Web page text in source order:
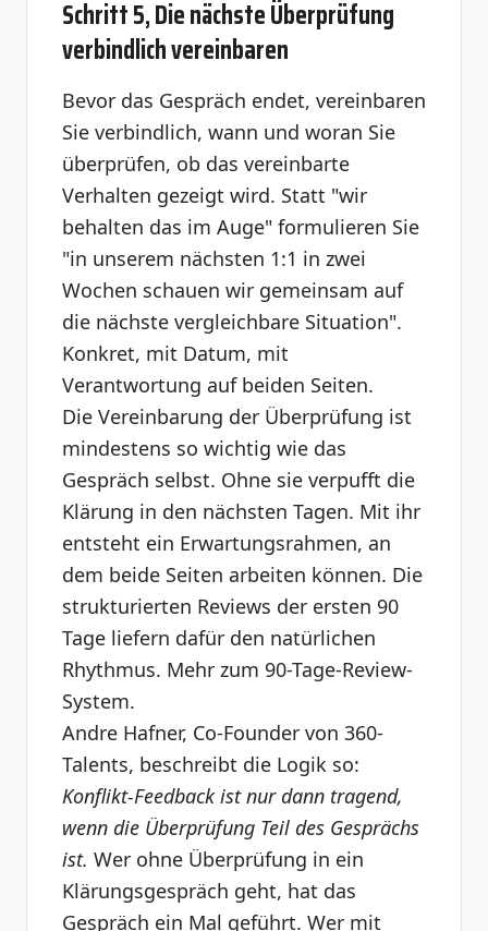
Schritt 5, Die nächste Überprüfung
verbindlich vereinbaren
Bevor das Gespräch endet, vereinbaren
Sie verbindlich, wann und woran Sie
überprüfen, ob das vereinbarte
Verhalten gezeigt wird. Statt "wir
behalten das im Auge" formulieren Sie
"in unserem nächsten 1:1 in zwei
Wochen schauen wir gemeinsam auf
die nächste vergleichbare Situation".
Konkret, mit Datum, mit
Verantwortung auf beiden Seiten.
Die Vereinbarung der Überprüfung ist
mindestens so wichtig wie das
Gespräch selbst. Ohne sie verpufft die
Klärung in den nächsten Tagen. Mit ihr
entsteht ein Erwartungsrahmen, an
dem beide Seiten arbeiten können. Die
strukturierten Reviews der ersten 90
Tage liefern dafür den natürlichen
Rhythmus. Mehr zum 90-Tage-Review-
System.
Andre Hafner, Co-Founder von 360-
Talents, beschreibt die Logik so:
Konflikt-Feedback ist nur dann tragend,
wenn die Überprüfung Teil des Gesprächs
ist. Wer ohne Überprüfung in ein
Klärungsgespräch geht, hat das
Gespräch ein Mal geführt. Wer mit